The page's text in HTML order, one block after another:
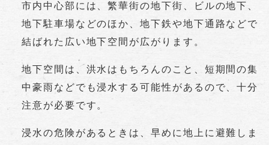
市内中心部には、繁華街の地下街、ビルの地下、
地下駐車場などのほか、地下鉄や地下通路などで
結ばれた広い地下空間が広がります。
地下空間は、洪水はもちろんのこと、短期間の集
中豪雨などでも浸水する可能性があるので、十分
注意が必要です。
浸水の危険があるときは、早めに地上に避難しま